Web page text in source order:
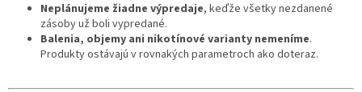
Neplánujeme žiadne výpredaje, keďže všetky nezdanené
zásoby už boli vypredané.
Balenia, objemy ani nikotínové varianty nemeníme.
Produkty ostávajú v rovnakých parametroch ako doteraz.